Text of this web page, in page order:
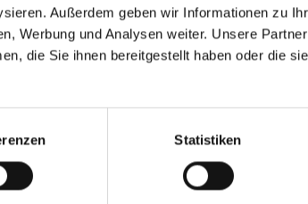
Außerdem geben wir Informationen zu
Werbung und Analysen weiter. Unsere
die Sie ihnen bereitgestellt haben oder die
Statistiken
in
mit
Kunstleder/
Plastikrückseite und
Haltegriff mit dem U-